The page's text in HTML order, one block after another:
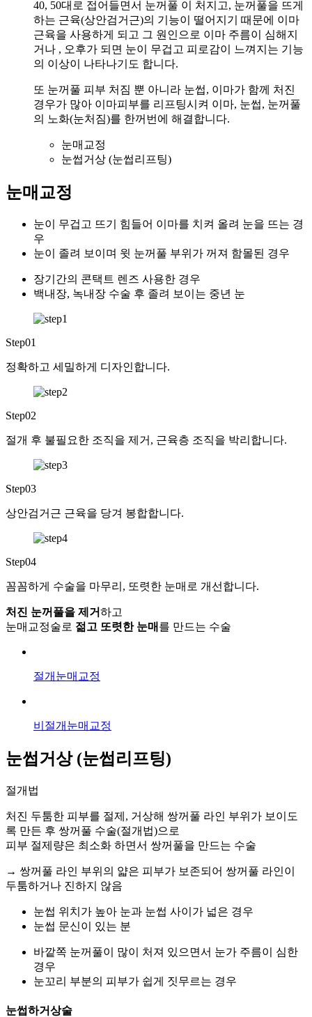
40, 50대로 접어들면서 눈꺼풀 이 처지고, 눈꺼풀을 뜨게
하는 근육(상안검거근)의 기능이 떨어지기 때문에 이마
근육을 사용하게 되고 그 원인으로 이마 주름이 심해지
거나 , 오후가 되면 눈이 무겁고 피로감이 느껴지는 기능
의 이상이 나타나기도 합니다.
또 눈꺼풀 피부 처짐 뿐 아니라 눈썹, 이마가 함께 처진
경우가 많아 이마피부를 리프팅시켜 이마, 눈썹, 눈꺼풀
의 노화(눈처짐)를 한꺼번에 해결합니다.
눈매교정
눈썹거상 (눈썹리프팅)
눈매교정
눈이 무겁고 뜨기 힘들어 이마를 치켜 올려 눈을 뜨는 경
우
눈이 졸려 보이며 윗 눈꺼풀 부위가 꺼져 함몰된 경우
장기간의 콘택트 렌즈 사용한 경우
백내장, 녹내장 수술 후 졸려 보이는 중년 눈
Step01
정확하고 세밀하게 디자인합니다.
Step02
절개 후 불필요한 조직을 제거, 근육층 조직을 박리합니다.
Step03
상안검거근 근육을 당겨 봉합합니다.
Step04
꼼꼼하게 수술을 마무리, 또렷한 눈매로 개선합니다.
처진 눈꺼풀을 제거하고
눈매교정술로 젊고 또렷한 눈매 를 만드는 수술
절개눈매교정
비절개눈매교정
눈썹거상 (눈썹리프팅)
절개법
처진 두툼한 피부를 절제, 거상해 쌍꺼풀 라인 부위가 보이도
록 만든 후 쌍꺼풀 수술(절개법)으로
피부 절제량은 최소화 하면서 쌍꺼풀을 만드는 수술
→ 쌍꺼풀 라인 부위의 얇은 피부가 보존되어 쌍꺼풀 라인이
두툼하거나 진하지 않음
눈썹 위치가 높아 눈과 눈썹 사이가 넓은 경우
눈썹 문신이 있는 분
바깥쪽 눈꺼풀이 많이 처져 있으면서 눈가 주름이 심한
경우
눈꼬리 부분의 피부가 쉽게 짓무르는 경우
눈썹하거상술